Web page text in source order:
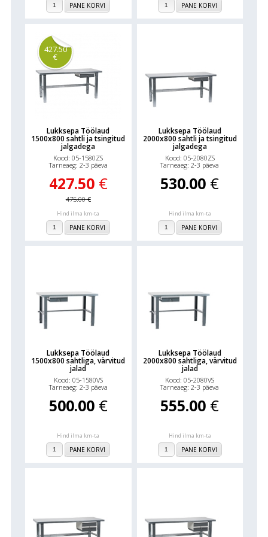
PANE KORVI PANE KORVI
427.50
€
Lukksepa Töölaud
1500x800 sahtli ja tsingitud
jalgadega
Kood: 05-1580ZS
Tarneaeg: 2-3 päeva
427.50 €
475.00€
Hind ilma km-ta
PANE KORVI
Lukksepa Töölaud
2000x800 sahtli ja tsingitud
jalgadega
Kood: 05-2080ZS
Tarneaeg: 2-3 päeva
530.00 €
Hind ilma km-ta
PANE KORVI
Lukksepa Töölaud
1500x800 sahtliga, värvitud
jalad
Kood: 05-1580VS
Tarneaeg: 2-3 päeva
500.00 €
Hind ilma km-ta
PANE KORVI
Lukksepa Töölaud
2000x800 sahtliga, värvitud
jalad
Kood: 05-2080VS
Tarneaeg: 2-3 päeva
555.00 €
Hind ilma km-ta
PANE KORVI